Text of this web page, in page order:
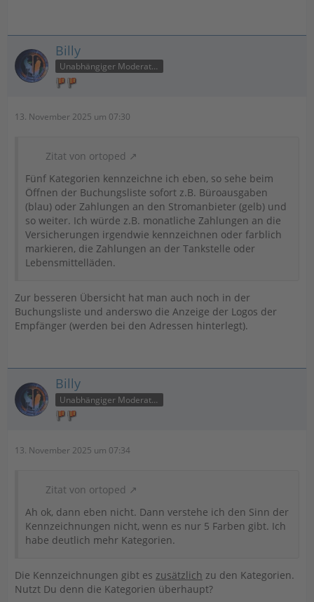
Billy
Unabhängiger Moderator
13. November 2025 um 07:30
Zitat von ortoped
Fünf Kategorien kennzeichne ich eben, so sehe beim
Öffnen der Buchungsliste sofort z.B. Büroausgaben
(blau) oder Zahlungen an den Stromanbieter (gelb) und
so weiter. Ich würde z.B. monatliche Zahlungen an die
Versicherungen irgendwie kennzeichnen oder farblich
markieren, die Zahlungen an der Tankstelle oder
Lebensmittelläden.
Zur besseren Übersicht hat man auch noch in der
Buchungsliste und anderswo die Anzeige der Logos der
Empfänger (werden bei den Adressen hinterlegt).
Billy
Unabhängiger Moderator
13. November 2025 um 07:34
Zitat von ortoped
Ah ok, dann eben nicht. Dann verstehe ich den Sinn der
Kennzeichnungen nicht, wenn es nur 5 Farben gibt. Ich
habe deutlich mehr Kategorien.
Die Kennzeichnungen gibt es zusätzlich zu den Kategorien.
Nutzt Du denn die Kategorien überhaupt?